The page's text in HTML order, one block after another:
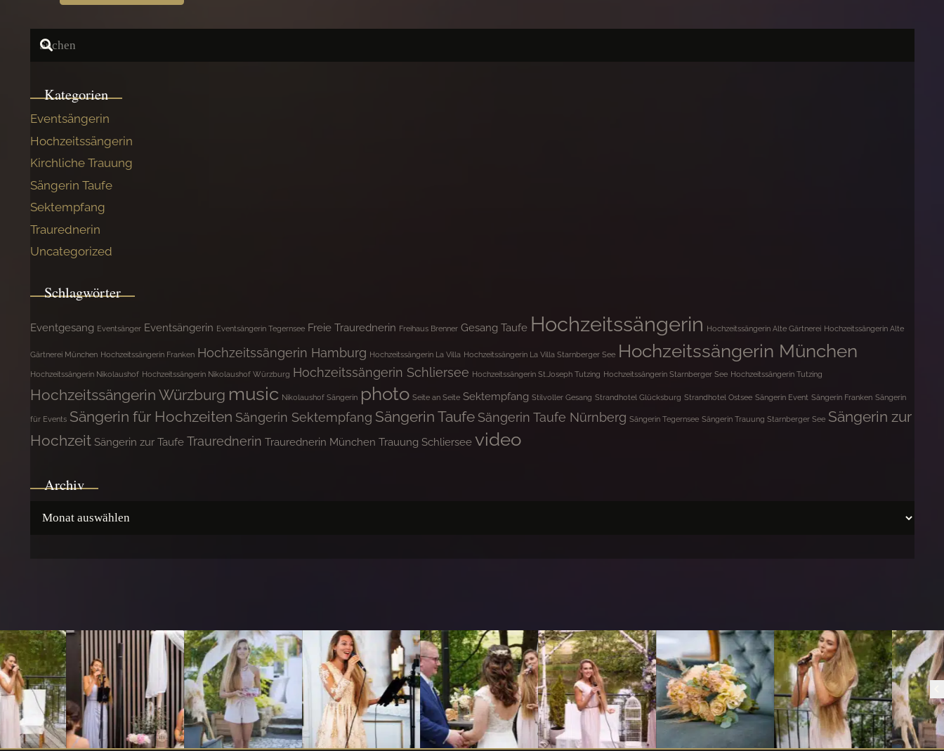
Kategorien
Eventsängerin
Hochzeitssängerin
Kirchliche Trauung
Sängerin Taufe
Sektempfang
Traurednerin
Uncategorized
Schlagwörter
Eventgesang Eventsänger Eventsängerin Eventsängerin Tegernsee Freie Traurednerin Freihaus Brenner Gesang Taufe Hochzeitssängerin Hochzeitssängerin Alte Gärtnerei Hochzeitssängerin Alte
Gärtnerei München Hochzeitssängerin Franken Hochzeitssängerin Hamburg Hochzeitssängerin La Villa Hochzeitssängerin La Villa Starnberger See Hochzeitssängerin München
Hochzeitssängerin Nikolaushof Hochzeitssängerin Nikolaushof Würzburg Hochzeitssängerin Schliersee Hochzeitssängerin St.Joseph Tutzing Hochzeitssängerin Starnberger See Hochzeitssängerin Tutzing
Hochzeitssängerin Würzburg music Nikolaushof Sängerin photo Seite an Seite Sektempfang Stilvoller Gesang Strandhotel Glücksburg Strandhotel Ostsee Sängerin Event Sängerin Franken Sängerin
für Events Sängerin für Hochzeiten Sängerin Sektempfang Sängerin Taufe Sängerin Taufe Nürnberg Sängerin Tegernsee Sängerin Trauung Starnberger See Sängerin zur
Hochzeit Sängerin zur Taufe Traurednerin Traurednerin München Trauung Schliersee video
Archiv